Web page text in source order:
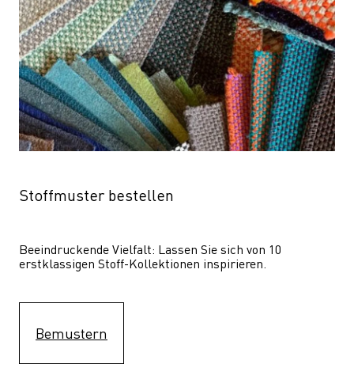
Stoffmuster bestellen
Beeindruckende Vielfalt: Lassen Sie sich von 10
erstklassigen Stoff-Kollektionen inspirieren.
Bemustern